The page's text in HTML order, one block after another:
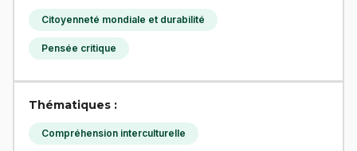
Citoyenneté mondiale et durabilité
Pensée critique
Thématiques :
Compréhension interculturelle